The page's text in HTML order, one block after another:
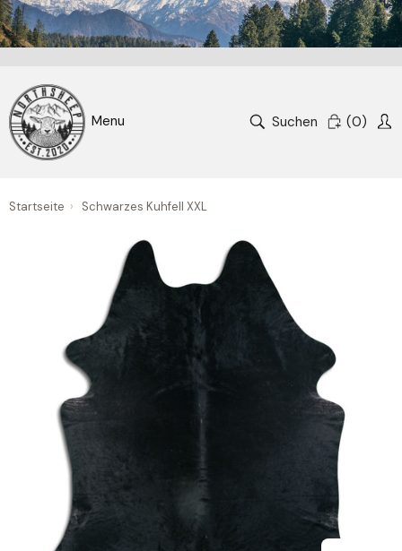
Suchen (0)
Startseite › Schwarzes Kuhfell XXL